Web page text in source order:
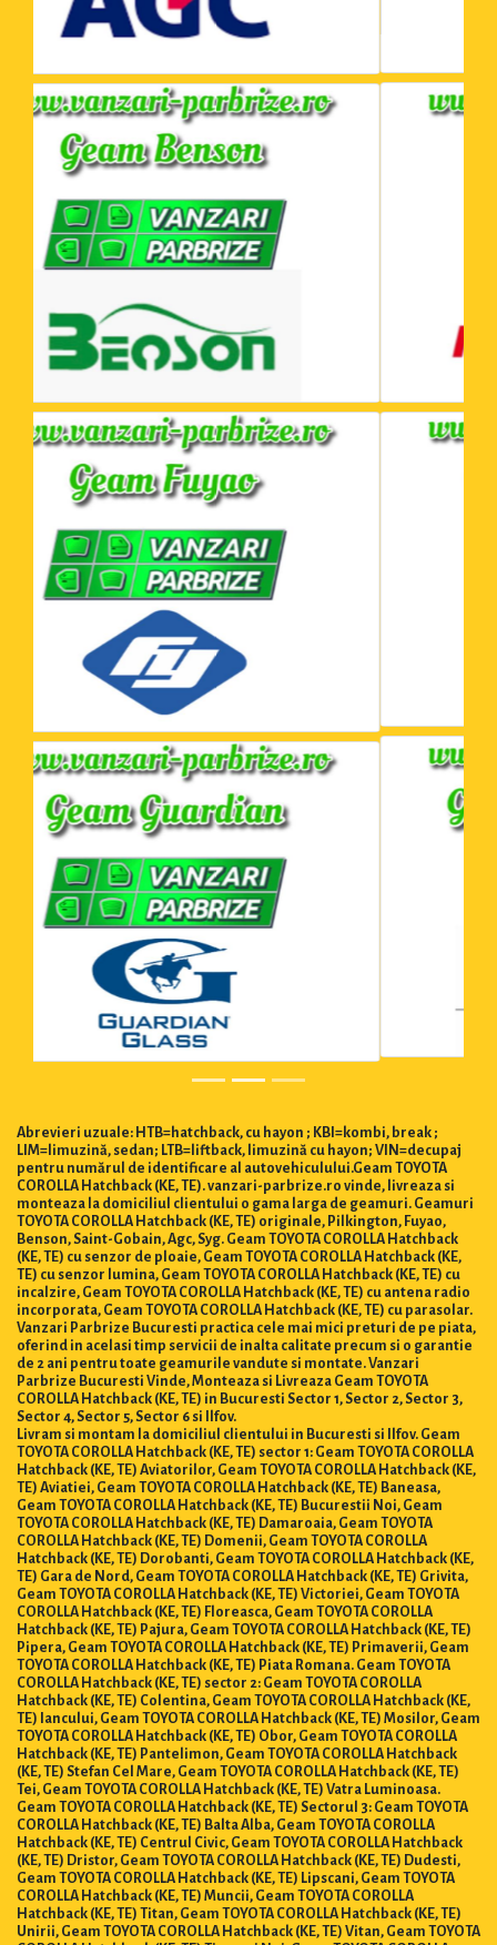
Abrevieri uzuale: HTB=hatchback, cu hayon ; KBI=kombi, break ;
LIM=limuzină, sedan; LTB=liftback, limuzină cu hayon; VIN=decupaj
pentru numărul de identificare al autovehiculului.Geam TOYOTA
COROLLA Hatchback (KE, TE). vanzari-parbrize.ro vinde, livreaza si
monteaza la domiciliul clientului o gama larga de geamuri. Geamuri
TOYOTA COROLLA Hatchback (KE, TE) originale, Pilkington, Fuyao,
Benson, Saint-Gobain, Agc, Syg. Geam TOYOTA COROLLA Hatchback
(KE, TE) cu senzor de ploaie, Geam TOYOTA COROLLA Hatchback (KE,
TE) cu senzor lumina, Geam TOYOTA COROLLA Hatchback (KE, TE) cu
incalzire, Geam TOYOTA COROLLA Hatchback (KE, TE) cu antena radio
incorporata, Geam TOYOTA COROLLA Hatchback (KE, TE) cu parasolar.
Vanzari Parbrize Bucuresti practica cele mai mici preturi de pe piata,
oferind in acelasi timp servicii de inalta calitate precum si o garantie
de 2 ani pentru toate geamurile vandute si montate. Vanzari
Parbrize Bucuresti Vinde, Monteaza si Livreaza Geam TOYOTA
COROLLA Hatchback (KE, TE) in Bucuresti Sector 1, Sector 2, Sector 3,
Sector 4, Sector 5, Sector 6 si Ilfov.
Livram si montam la domiciliul clientului in Bucuresti si Ilfov. Geam
TOYOTA COROLLA Hatchback (KE, TE) sector 1: Geam TOYOTA COROLLA
Hatchback (KE, TE) Aviatorilor, Geam TOYOTA COROLLA Hatchback (KE,
TE) Aviatiei, Geam TOYOTA COROLLA Hatchback (KE, TE) Baneasa,
Geam TOYOTA COROLLA Hatchback (KE, TE) Bucurestii Noi, Geam
TOYOTA COROLLA Hatchback (KE, TE) Damaroaia, Geam TOYOTA
COROLLA Hatchback (KE, TE) Domenii, Geam TOYOTA COROLLA
Hatchback (KE, TE) Dorobanti, Geam TOYOTA COROLLA Hatchback (KE,
TE) Gara de Nord, Geam TOYOTA COROLLA Hatchback (KE, TE) Grivita,
Geam TOYOTA COROLLA Hatchback (KE, TE) Victoriei, Geam TOYOTA
COROLLA Hatchback (KE, TE) Floreasca, Geam TOYOTA COROLLA
Hatchback (KE, TE) Pajura, Geam TOYOTA COROLLA Hatchback (KE, TE)
Pipera, Geam TOYOTA COROLLA Hatchback (KE, TE) Primaverii, Geam
TOYOTA COROLLA Hatchback (KE, TE) Piata Romana. Geam TOYOTA
COROLLA Hatchback (KE, TE) sector 2: Geam TOYOTA COROLLA
Hatchback (KE, TE) Colentina, Geam TOYOTA COROLLA Hatchback (KE,
TE) Iancului, Geam TOYOTA COROLLA Hatchback (KE, TE) Mosilor, Geam
TOYOTA COROLLA Hatchback (KE, TE) Obor, Geam TOYOTA COROLLA
Hatchback (KE, TE) Pantelimon, Geam TOYOTA COROLLA Hatchback
(KE, TE) Stefan Cel Mare, Geam TOYOTA COROLLA Hatchback (KE, TE)
Tei, Geam TOYOTA COROLLA Hatchback (KE, TE) Vatra Luminoasa.
Geam TOYOTA COROLLA Hatchback (KE, TE) Sectorul 3: Geam TOYOTA
COROLLA Hatchback (KE, TE) Balta Alba, Geam TOYOTA COROLLA
Hatchback (KE, TE) Centrul Civic, Geam TOYOTA COROLLA Hatchback
(KE, TE) Dristor, Geam TOYOTA COROLLA Hatchback (KE, TE) Dudesti,
Geam TOYOTA COROLLA Hatchback (KE, TE) Lipscani, Geam TOYOTA
COROLLA Hatchback (KE, TE) Muncii, Geam TOYOTA COROLLA
Hatchback (KE, TE) Titan, Geam TOYOTA COROLLA Hatchback (KE, TE)
Unirii, Geam TOYOTA COROLLA Hatchback (KE, TE) Vitan, Geam TOYOTA